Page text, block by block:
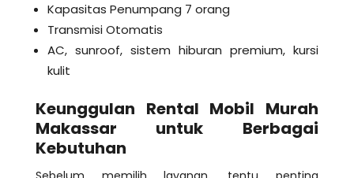
Kapasitas Penumpang 7 orang
Transmisi Otomatis
AC, sunroof, sistem hiburan premium, kursi
kulit
Keunggulan Rental Mobil Murah
Makassar untuk Berbagai
Kebutuhan